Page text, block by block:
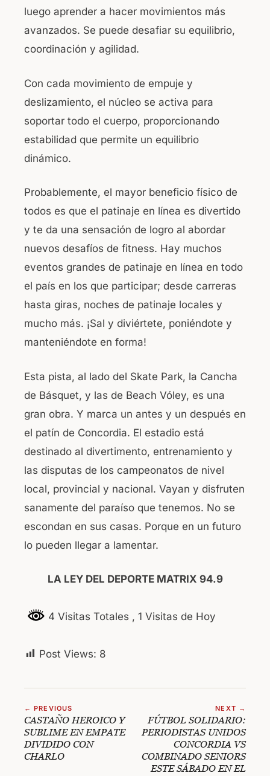
luego aprender a hacer movimientos más
avanzados. Se puede desafiar su equilibrio,
coordinación y agilidad.
Con cada movimiento de empuje y
deslizamiento, el núcleo se activa para
soportar todo el cuerpo, proporcionando
estabilidad que permite un equilibrio
dinámico.
Probablemente, el mayor beneficio físico de
todos es que el patinaje en línea es divertido
y te da una sensación de logro al abordar
nuevos desafíos de fitness. Hay muchos
eventos grandes de patinaje en línea en todo
el país en los que participar; desde carreras
hasta giras, noches de patinaje locales y
mucho más. ¡Sal y diviértete, poniéndote y
manteniéndote en forma!
Esta pista, al lado del Skate Park, la Cancha
de Básquet, y las de Beach Vóley, es una
gran obra. Y marca un antes y un después en
el patín de Concordia. El estadio está
destinado al divertimento, entrenamiento y
las disputas de los campeonatos de nivel
local, provincial y nacional. Vayan y disfruten
sanamente del paraíso que tenemos. No se
escondan en sus casas. Porque en un futuro
lo pueden llegar a lamentar.
LA LEY DEL DEPORTE MATRIX 94.9
4 Visitas Totales , 1 Visitas de Hoy
Post Views: 8
← PREVIOUS
CASTAÑO HEROICO Y
SUBLIME EN EMPATE
DIVIDIDO CON
CHARLO
NEXT →
FÚTBOL SOLIDARIO:
PERIODISTAS UNIDOS
CONCORDIA VS
COMBINADO SENIORS
ESTE SÁBADO EN EL